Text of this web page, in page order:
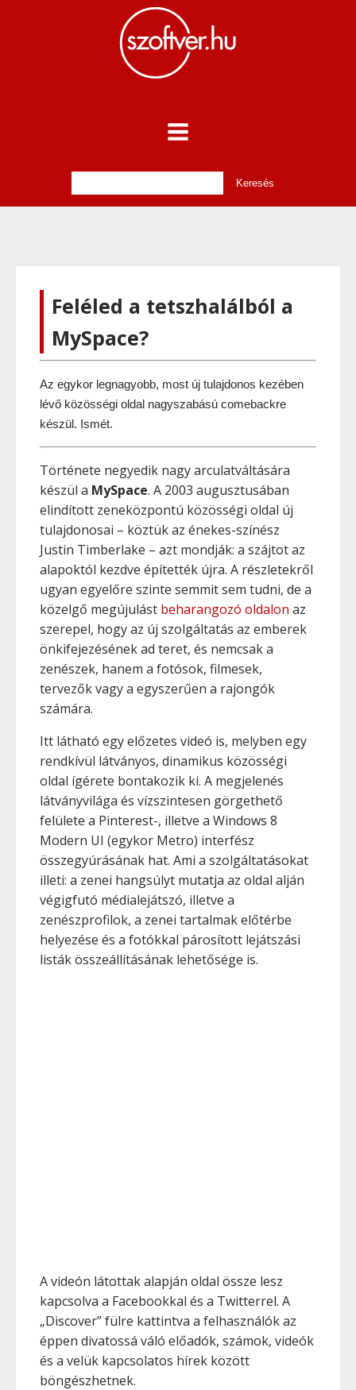
Feléled a tetszhalálból a
MySpace?
Az egykor legnagyobb, most új tulajdonos kezében
lévő közösségi oldal nagyszabású comebackre
készül. Ismét.
Története negyedik nagy arculatváltására
készül a MySpace. A 2003 augusztusában
elindított zeneközpontú közösségi oldal új
tulajdonosai – köztük az énekes-színész
Justin Timberlake – azt mondják: a szájtot az
alapoktól kezdve építették újra. A részletekről
ugyan egyelőre szinte semmit sem tudni, de a
közelgő megújulást beharangozó oldalon az
szerepel, hogy az új szolgáltatás az emberek
önkifejezésének ad teret, és nemcsak a
zenészek, hanem a fotósok, filmesek,
tervezők vagy a egyszerűen a rajongók
számára.
Itt látható egy előzetes videó is, melyben egy
rendkívül látványos, dinamikus közösségi
oldal ígérete bontakozik ki. A megjelenés
látványvilága és vízszintesen görgethető
felülete a Pinterest-, illetve a Windows 8
Modern UI (egykor Metro) interfész
összegyúrásának hat. Ami a szolgáltatásokat
illeti: a zenei hangsúlyt mutatja az oldal alján
végigfutó médialejátszó, illetve a
zenészprofilok, a zenei tartalmak előtérbe
helyezése és a fotókkal párosított lejátszási
listák összeállításának lehetősége is.
A videón látottak alapján oldal össze lesz
kapcsolva a Facebookkal és a Twitterrel. A
„Discover” fülre kattintva a felhasználók az
éppen divatossá váló előadók, számok, videók
és a velük kapcsolatos hírek között
böngészhetnek.